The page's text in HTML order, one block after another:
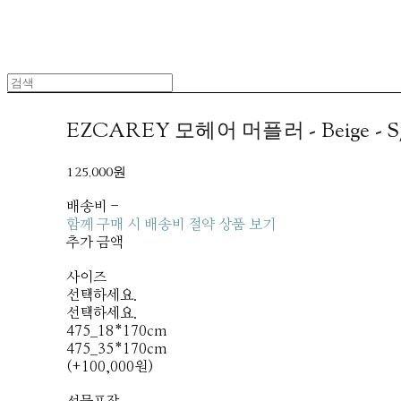
EZCAREY 모헤어 머플러 - Beige -
125,000원
배송비 -
함께 구매 시 배송비 절약 상품 보기
추가 금액
사이즈
선택하세요.
선택하세요.
475_18*170cm
475_35*170cm
(+100,000원)